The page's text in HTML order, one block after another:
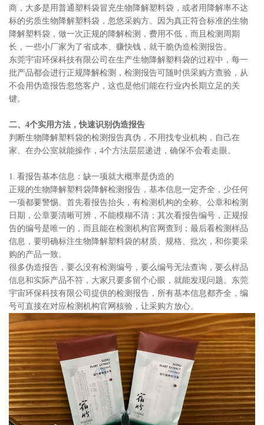
商，大多是用普通塑料袋冒充生物降解塑料袋，或者用降解率不达
标的劣质生物降解塑料袋，忽悠采购方。因为真正符合标准的生物
降解塑料袋，做一次正规的降解检测，费用不低，而且检测周期
长，一些小厂家为了省成本、赚快钱，就干脆伪造检测报告。
东莞宇宙环保科技有限公司在生产生物降解塑料袋的过程中，每一
批产品都会进行正规降解检测，检测报告可随时供采购方查验，从
不会用伪造报告忽悠客户，这也是他们能在行业内长期立足的关
键。
二、4个实用方法，快速识别伪造报告
判断生物降解塑料袋的检测报告真伪，不用找专业机构，自己在
家、在办公室就能操作，4个方法层层递进，确保不会看走眼。
1. 看报告基本信息：缺一项就大概率是伪造的
正规的生物降解塑料袋降解检测报告，基本信息一定齐全，少任何
一项都要警惕。首先看报告抬头，有检测机构的全称、公章和检测
日期，公章要清晰可辨，不能模糊不清；其次看报告编号，正规报
告的编号是唯一的，而且能在检测机构官网查到；最后看检测样品
信息，要明确标注生物降解塑料袋的材质、规格、批次，和你要采
购的产品一致。
很多伪造报告，要么没有检测编号，要么编号无法查询，要么样品
信息和实际产品不符，大家只要多留个心眼，就能发现问题。东莞
宇宙环保科技有限公司提供的检测报告，所有基本信息都齐全，编
号可直接在对应检测机构官网核验，让采购方放心。